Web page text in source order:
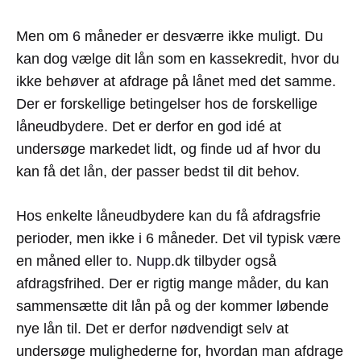
Men om 6 måneder er desværre ikke muligt. Du
kan dog vælge dit lån som en kassekredit, hvor du
ikke behøver at afdrage på lånet med det samme.
Der er forskellige betingelser hos de forskellige
låneudbydere. Det er derfor en god idé at
undersøge markedet lidt, og finde ud af hvor du
kan få det lån, der passer bedst til dit behov.
Hos enkelte låneudbydere kan du få afdragsfrie
perioder, men ikke i 6 måneder. Det vil typisk være
en måned eller to. Nupp.dk tilbyder også
afdragsfrihed. Der er rigtig mange måder, du kan
sammensætte dit lån på og der kommer løbende
nye lån til. Det er derfor nødvendigt selv at
undersøge mulighederne for, hvordan man afdrage